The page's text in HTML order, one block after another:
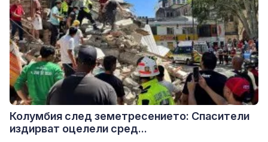
Колумбия след земетресението: Спасители
издирват оцелели сред...